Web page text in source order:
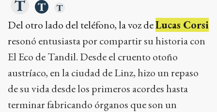
Del otro lado del teléfono, la voz deLucas Corsi
resonó entusiasta por compartir su historia con
El Eco de Tandil. Desde el cruento otoño
austríaco, en la ciudad de Linz, hizo un repaso
de su vida desde los primeros acordes hasta
terminar fabricando órganos que son un